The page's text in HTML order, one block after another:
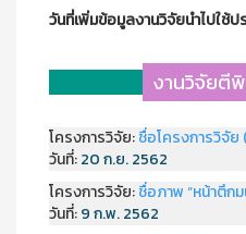
วันที่เพิ่มข้อมูลงานวิจัยนำไปใช้ป
งานวิจัยตี
โครงการวิจัย:ชื่อโครงการวิจัย
วันที่:20 ก.ย. 2562
โครงการวิจัย:ชื่อภาพ “หน้าตึก
วันที่:9 ก.พ. 2562